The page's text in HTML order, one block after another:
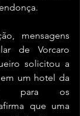
mensagens
de Vorcaro
solicitou a
em um hotel da
para os
que uma